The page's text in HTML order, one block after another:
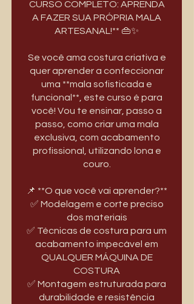
CURSO COMPLETO: APRENDA
A FAZER SUA PRÓPRIA MALA
ARTESANAL!** 👜✨
Se você ama costura criativa e
quer aprender a confeccionar
uma **mala sofisticada e
funcional**, este curso é para
você! Vou te ensinar, passo a
passo, como criar uma mala
exclusiva, com acabamento
profissional, utilizando lona e
couro.
📌 **O que você vai aprender?**
✅ Modelagem e corte preciso
dos materiais
✅ Técnicas de costura para um
acabamento impecável em
QUALQUER MÁQUINA DE
COSTURA
✅ Montagem estruturada para
durabilidade e resistência